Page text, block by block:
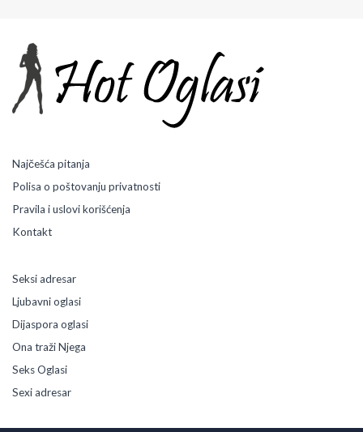
e
D
o
k
e
Najčešća pitanja
Polisa o poštovanju privatnosti
Pravila i uslovi korišćenja
Kontakt
Seksi adresar
Ljubavni oglasi
Dijaspora oglasi
Ona traži Njega
Seks Oglasi
Sexi adresar